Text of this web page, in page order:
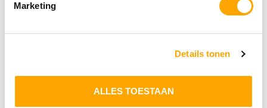
Marketing
Details tonen
ALLES TOESTAAN